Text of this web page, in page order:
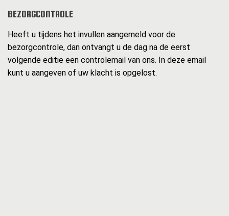
BEZORGCONTROLE
Heeft u tijdens het invullen aangemeld voor de
bezorgcontrole, dan ontvangt u de dag na de eerst
volgende editie een controlemail van ons. In deze email
kunt u aangeven of uw klacht is opgelost.